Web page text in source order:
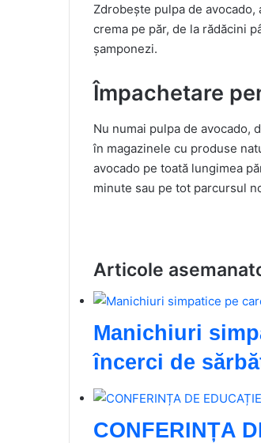
Zdrobește pulpa de
crema pe păr, de la rădăcini
șamponezi.
Împachetare
Nu numai pulpa de avocado,
în magazinele cu produse
avocado pe toată lungimea
minute sau pe tot parcursul
Articole
Manichiuri
încerci de
CONFERINȚA